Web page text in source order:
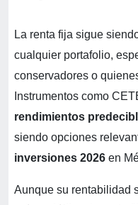
La renta fija sigue
cualquier portafolio,
conservadores o
Instrumentos como
rendimientos
siendo opciones
inversiones 2026 en
Aunque su rentabilidad